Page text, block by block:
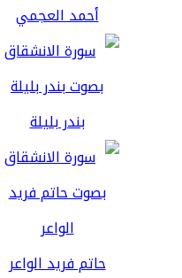
أحمد العجمي
بندر بليلة
حاتم فريد الواعر